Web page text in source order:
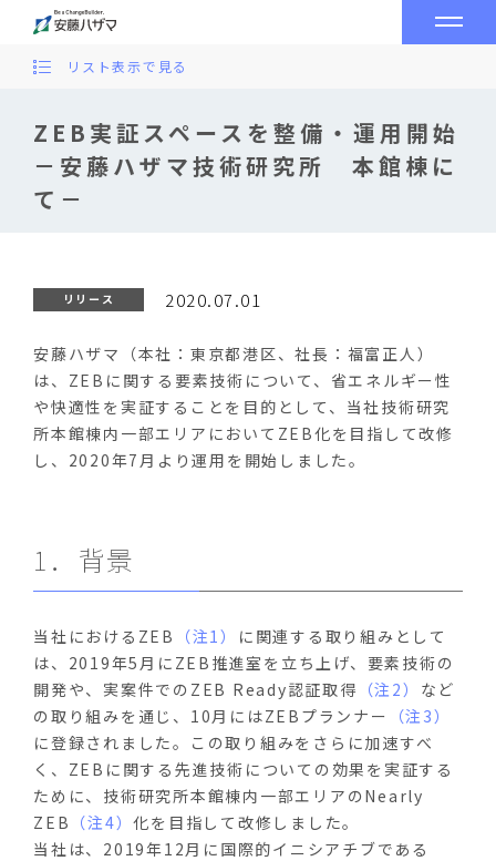
ZEB実証スペースを整備・運用開始
－安藤ハザマ技術研究所 本館棟に
て－
リスト表示で見る
リリース 2020.07.01
安藤ハザマ（本社：東京都港区、社長：福富正人）
は、ZEBに関する要素技術について、省エネルギー性
や快適性を実証することを目的として、当社技術研究
所本館棟内一部エリアにおいてZEB化を目指して改修
し、2020年7月より運用を開始しました。
1．背景
当社におけるZEB （注1）
に関連する取り組みとして
は、2019年5月にZEB推進室を立ち上げ、要素技術の
開発や、実案件でのZEB Ready認証取得 （注2） など
の取り組みを通じ、10月にはZEBプランナー
（注3）
に登録されました。この取り組みをさらに加速すべ
く、ZEBに関する先進技術についての効果を実証する
ために、技術研究所本館棟内一部エリアのNearly
ZEB （注4）化を目指して改修しました。
当社は、2019年12月に国際的イニシアチブである